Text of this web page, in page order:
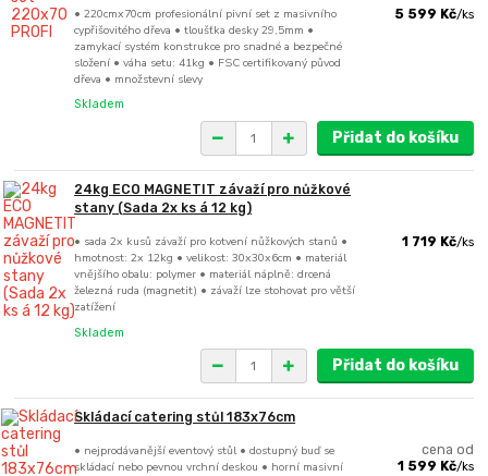
• 220cmx70cm profesionální pivní set z masivního
cypřišovitého dřeva • tloušťka desky 29,5mm •
zamykací systém konstrukce pro snadné a bezpečné
složení • váha setu: 41kg • FSC certifikovaný původ
dřeva • množstevní slevy
5 599 Kč/ks
Skladem
Přidat do košíku
24kg ECO MAGNETIT závaží pro nůžkové
stany (Sada 2x ks á 12 kg)
• sada 2x kusů závaží pro kotvení nůžkových stanů •
hmotnost: 2x 12kg • velikost: 30x30x6cm • materiál
vnějšího obalu: polymer • materiál náplně: drcená
železná ruda (magnetit) • závaží lze stohovat pro větší
zatížení
1 719 Kč/ks
Skladem
Přidat do košíku
Skládací catering stůl 183x76cm
• nejprodávanější eventový stůl • dostupný buď se
skládací nebo pevnou vrchní deskou • horní masivní
cena od
1 599 Kč/ks